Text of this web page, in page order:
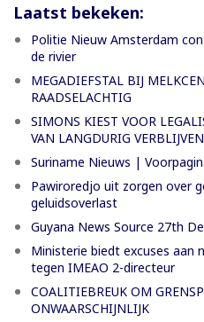
Laatst bekeken:
Politie Nieuw Amsterdam
de rivier
MEGADIEFSTAL BIJ
RAADSELACHTIG
SIMONS KIEST VOOR
VAN LANGDURIG
Suriname Nieuws |
Pawiroredjo uit zorgen over
geluidsoverlast
Guyana News Source 27th
Ministerie biedt excuses aan
tegen IMEAO 2-directeur
COALITIEBREUK OM
ONWAARSCHIJNLIJK